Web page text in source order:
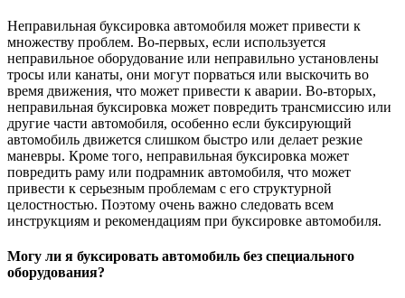
Неправильная буксировка автомобиля может привести к
множеству проблем. Во-первых, если используется
неправильное оборудование или неправильно установлены
тросы или канаты, они могут порваться или выскочить во
время движения, что может привести к аварии. Во-вторых,
неправильная буксировка может повредить трансмиссию или
другие части автомобиля, особенно если буксирующий
автомобиль движется слишком быстро или делает резкие
маневры. Кроме того, неправильная буксировка может
повредить раму или подрамник автомобиля, что может
привести к серьезным проблемам с его структурной
целостностью. Поэтому очень важно следовать всем
инструкциям и рекомендациям при буксировке автомобиля.
Могу ли я буксировать автомобиль без специального
оборудования?